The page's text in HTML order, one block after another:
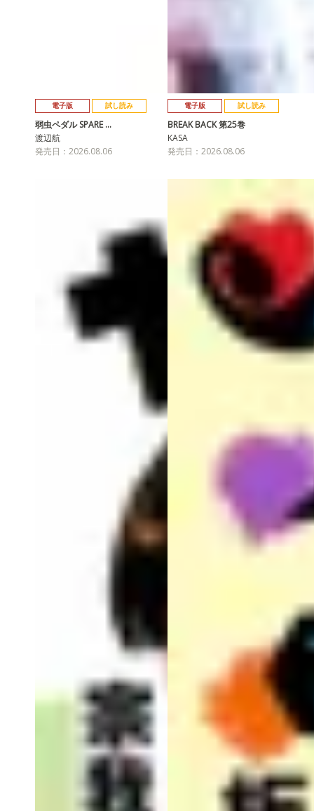
電子版 試し読み
弱虫ペダル SPARE …
渡辺航
発売日：2026.08.06
電子版 試し読み
BREAK BACK 第25巻
KASA
発売日：2026.08.06